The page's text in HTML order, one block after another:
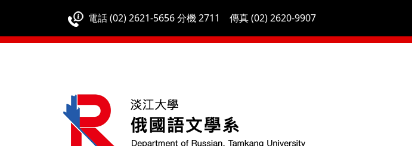
電話 (02) 2621-5656 分機 2711 傳真 (02) 2620-9907